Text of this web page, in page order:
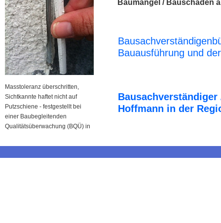
Masstoleranz überschritten,
Sichtkannte haftet nicht auf
Putzschiene - festgestellt bei
einer Baubegleitenden
Qualitätsüberwachung (BQÜ) in
Bauausführung und
Hoffmann in der
Baumängel / Bauschäden